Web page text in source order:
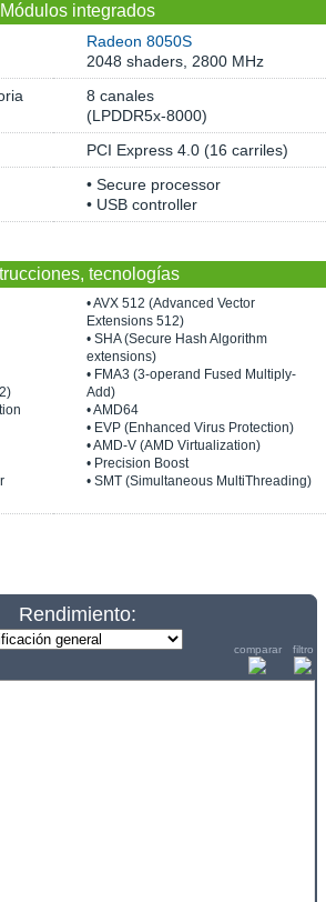
Módulos integrados
Radeon 8050S
2048 shaders, 2800 MHz
8 canales
(LPDDR5x-8000)
PCI Express 4.0 (16 carriles)
• Secure processor
• USB controller
tecnologías
• AVX 512 (Advanced Vector
Extensions 512)
• SHA (Secure Hash Algorithm
extensions)
• FMA3 (3-operand Fused Multiply-
Add)
• AMD64
• EVP (Enhanced Virus Protection)
• AMD-V (AMD Virtualization)
• Precision Boost
• SMT (Simultaneous MultiThreading)
Rendimiento:
comparar filtro